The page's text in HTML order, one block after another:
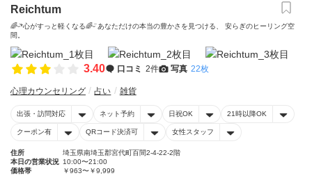
Reichtum
🌈ᵕ̈*心がすっと軽くなる🌈ᵕ̈ あなただけの本当の豊かさを見つける、 安らぎのヒーリング空
間。
3.40 口コミ 2件 写真 22枚
心理カウンセリング 占い 雑貨
出張・訪問対応 ネット予約 日祝OK 21時以降OK
クーポン有 QRコード決済可 女性スタッフ
住所
埼玉県南埼玉郡宮代町百間2-4-22-2階
本日の営業状況 10:00〜21:00
価格帯
￥963〜￥9,999